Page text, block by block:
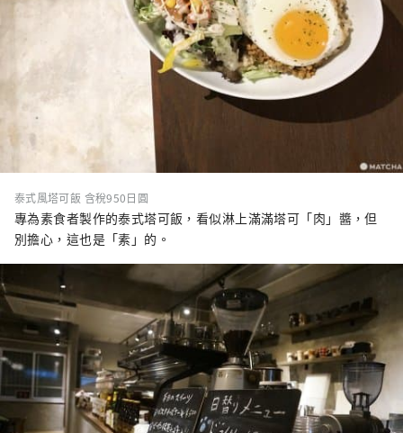
泰式風塔可飯 含稅950日圓
專為素食者製作的泰式塔可飯，看似淋上滿滿塔可「肉」醬，但
別擔心，這也是「素」的。